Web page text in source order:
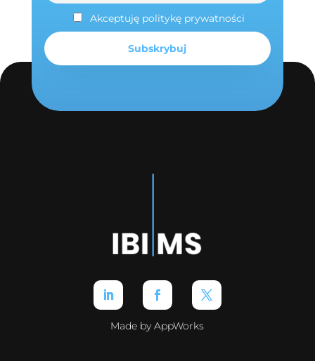
Akceptuję politykę prywatności
Made by AppWorks